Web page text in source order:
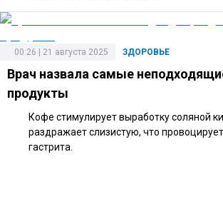
ЗДОРОВЬЕ
00:26 | 21 августа 2025
Врач назвала самые
продукты
Кофе стимулирует выработку соляной
раздражает слизистую, что
гастрита.